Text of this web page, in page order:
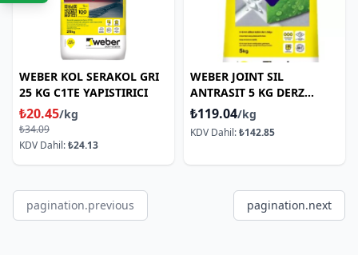
WEBER KOL SERAKOL GRI
25 KG C1TE YAPISTIRICI
₺20.45/kg
₺34.09
KDV Dahil:₺24.13
WEBER JOINT SIL
ANTRASIT 5 KG DERZ
DOLGU
₺119.04/kg
KDV Dahil:₺142.85
pagination.previous pagination.next